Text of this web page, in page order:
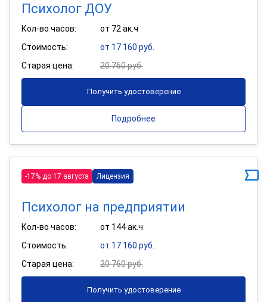
Психолог ДОУ
Кол-во часов:
от 72 ак.ч
Стоимость:
от 17 160 руб.
Старая цена:
20 760 руб.
Получить удостоверение
Подробнее
-17% до 17 августа Лицензия
Психолог на предприятии
Кол-во часов:
от 144 ак.ч
Стоимость:
от 17 160 руб.
Старая цена:
20 760 руб.
Получить удостоверение